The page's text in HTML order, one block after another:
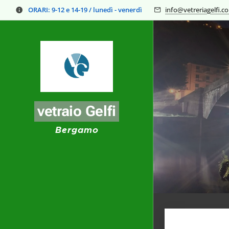
ORARI: 9-12 e 14-19 / lunedì - venerdì
vetraio Gelfi
Bergamo